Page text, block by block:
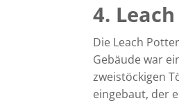
4.
Die Leach
Gebäude war
zweistöckigen
eingebaut, der